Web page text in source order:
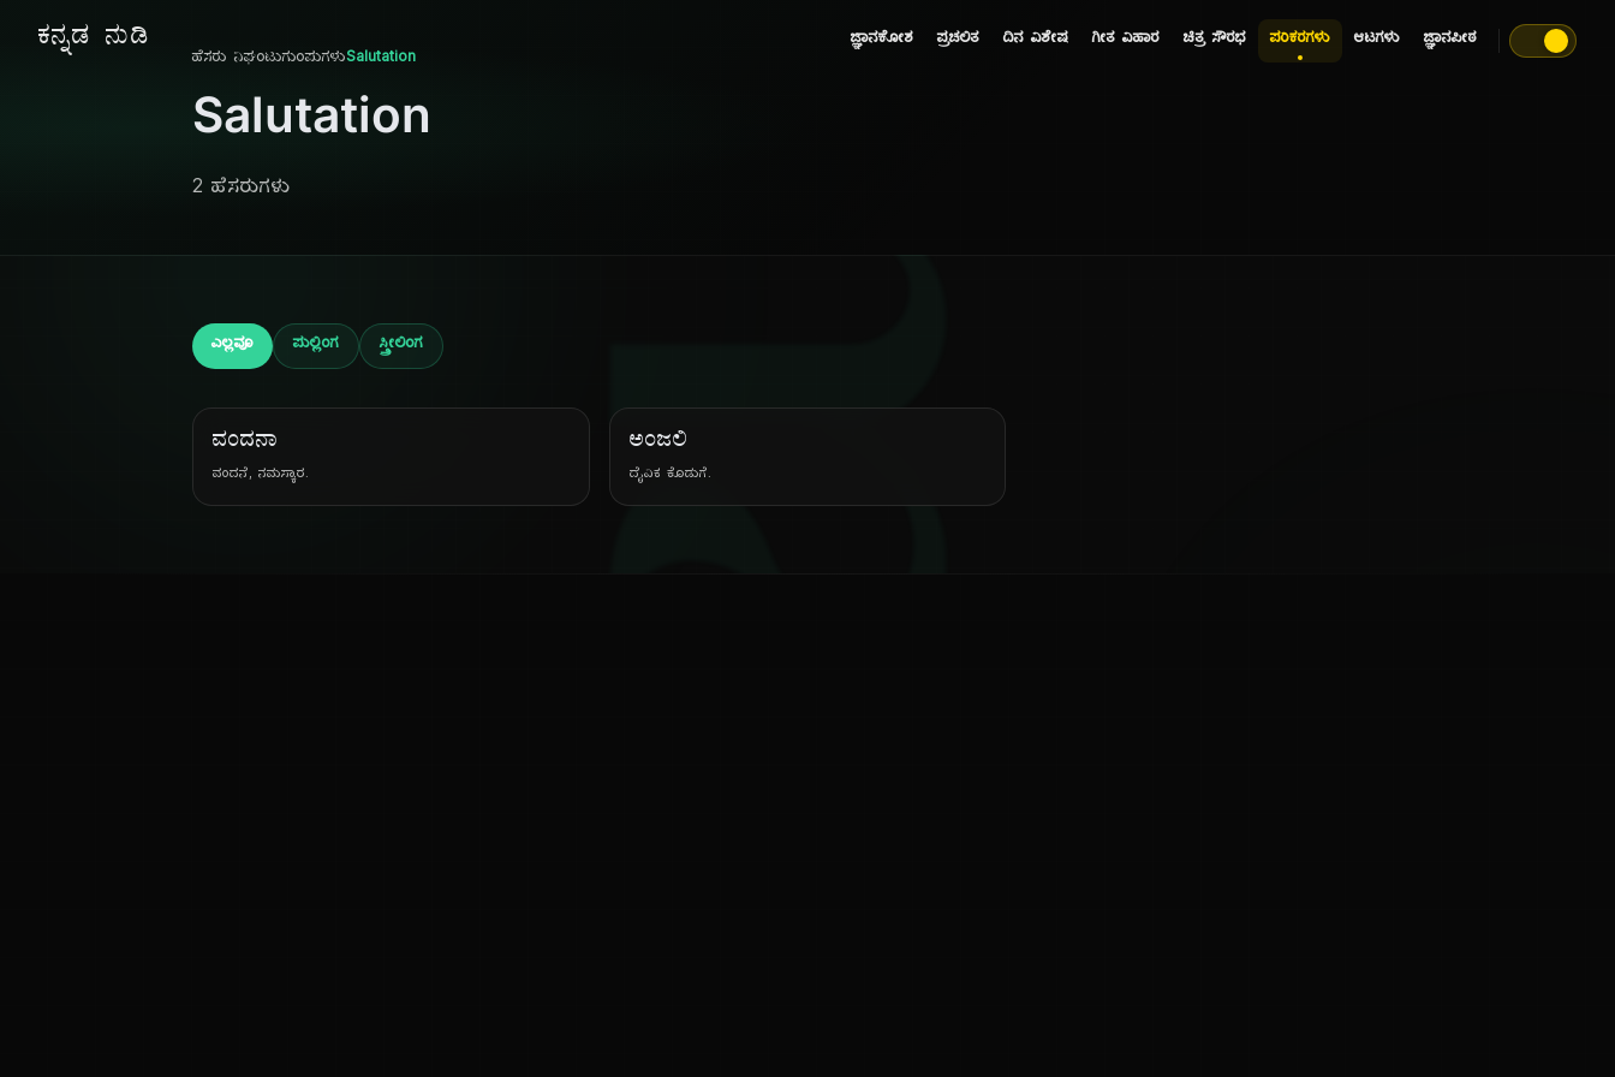
ಕನ್ನಡ ನುಡಿ ಜ್ಞಾನಕೋಶ ಪ್ರಚಲಿತ ದಿನ ವಿಶೇಷ ಗೀತ ವಿಹಾರ ಚಿತ್ರ ಸೌರಭ ಪರಿಕರಗಳು ಆಟಗಳು ಜ್ಞಾನಪೀಠ
ನ
ಹೆಸರು ನಿಘಂಟುಗುಂಪುಗಳುSalutation
Salutation
2 ಹೆಸರುಗಳು
ಎಲ್ಲವೂ ಪುಲ್ಲಿಂಗ ಸ್ತ್ರೀಲಿಂಗ
ವಂದನಾ
ವಂದನೆ, ನಮಸ್ಕಾರ.
ಅಂಜಲಿ
ದೈವಿಕ ಕೊಡುಗೆ.